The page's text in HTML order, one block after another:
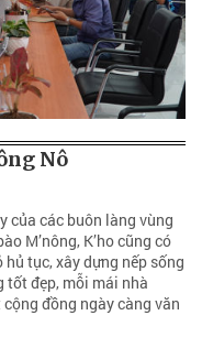
Nô
của các buôn làng vùng
M’nông, K’ho cũng có
tục, xây dựng nếp sống
tốt đẹp, mỗi mái nhà
đồng ngày càng văn